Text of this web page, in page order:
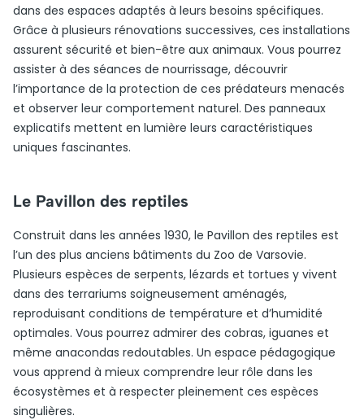
dans des espaces adaptés à leurs besoins spécifiques.
Grâce à plusieurs rénovations successives, ces installations
assurent sécurité et bien-être aux animaux. Vous pourrez
assister à des séances de nourrissage, découvrir
l’importance de la protection de ces prédateurs menacés
et observer leur comportement naturel. Des panneaux
explicatifs mettent en lumière leurs caractéristiques
uniques fascinantes.
Le Pavillon des reptiles
Construit dans les années 1930, le Pavillon des reptiles est
l’un des plus anciens bâtiments du Zoo de Varsovie.
Plusieurs espèces de serpents, lézards et tortues y vivent
dans des terrariums soigneusement aménagés,
reproduisant conditions de température et d’humidité
optimales. Vous pourrez admirer des cobras, iguanes et
même anacondas redoutables. Un espace pédagogique
vous apprend à mieux comprendre leur rôle dans les
écosystèmes et à respecter pleinement ces espèces
singulières.